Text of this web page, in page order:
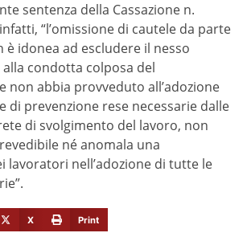
sentenza della Cassazione n.
“l’omissione di cautele da parte
idonea ad escludere il nesso
condotta colposa del
non abbia provveduto all’adozione
di prevenzione rese necessarie dalle
di svolgimento del lavoro, non
né anomala una
lavoratori nell’adozione di tutte le
X Print